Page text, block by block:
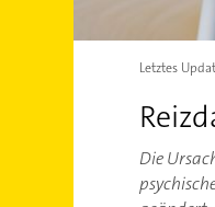
Letztes
Die